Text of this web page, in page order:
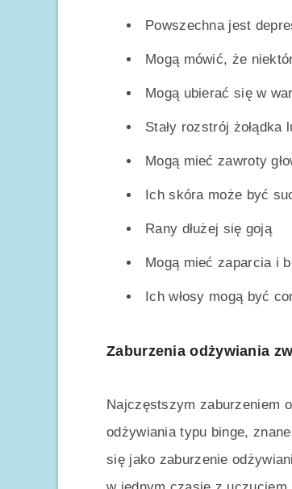
Powszechna jest
Mogą mówić, że
Mogą ubierać się w
Stały rozstrój
Mogą mieć zawroty
Ich skóra może być
Rany dłużej się goją
Mogą mieć zaparcia i
Ich włosy mogą być
Zaburzenia odżywiania
Najczęstszym zaburzeniem
odżywiania typu binge,
się jako zaburzenie